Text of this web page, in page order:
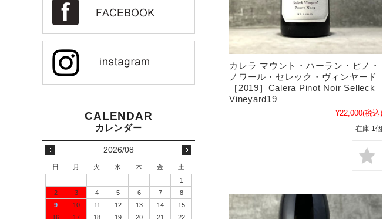
カレラ マウント・ハーラン・ピノ・
ノワール・セレック・ヴィンヤード
［2019］Calera Pinot Noir Selleck
Vineyard19
¥22,000(税込)
在庫 1個
2026/08
日 月 火 水 木 金
土
1
2
3 4 5 6 7
8
9
10 11 12 13 14
15
16
17 18 19 20 21 22